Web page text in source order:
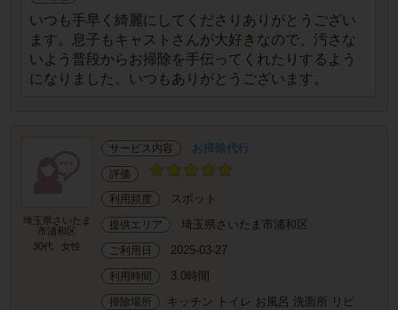
いつも手早く綺麗にしてくださりありがとうござい
ます。息子もキャストさんが大好きなので、汚さな
いよう普段からお掃除を手伝ってくれたりするよう
になりました。いつもありがとうございます。
埼玉県さいたま
市浦和区
30代
女性
サービス内容 お掃除代行
評価
利用頻度 スポット
提供エリア 埼玉県さいたま市浦和区
ご利用日 2025-03-27
利用時間 3.0時間
掃除場所
キッチン トイレ お風呂 洗面所 リビ